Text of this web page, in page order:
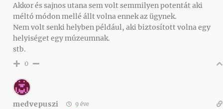
Akkor és sajnos utana sem volt semmilyen potentát aki
méltó módon mellé állt volna ennek az ügynek.
Nem volt senki helyben például, aki biztosított volna egy
helyiséget egy múzeumnak.
stb.
0
medvepuszi 9 éve